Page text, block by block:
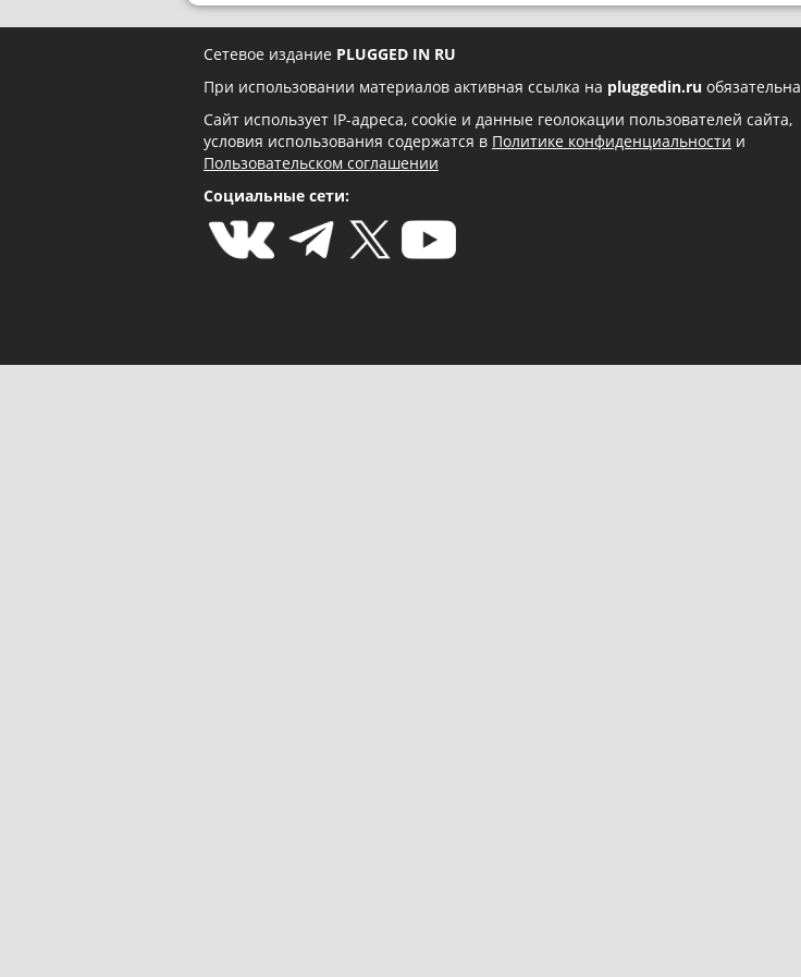
Сетевое издание PLUGGED IN RU
При использовании материалов активная ссылка на pluggedin.ru обязательна
Сайт использует IP-адреса, cookie и данные геолокации пользователей сайта,
условия использования содержатся в Политике конфиденциальности и
Пользовательском соглашении
Социальные сети: